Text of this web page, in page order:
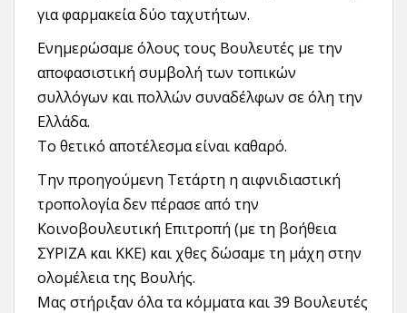
για φαρμακεία δύο ταχυτήτων.
Ενημερώσαμε όλους τους Βουλευτές με την
αποφασιστική συμβολή των τοπικών
συλλόγων και πολλών συναδέλφων σε όλη την
Ελλάδα.
Το θετικό αποτέλεσμα είναι καθαρό.
Την προηγούμενη Τετάρτη η αιφνιδιαστική
τροπολογία δεν πέρασε από την
Κοινοβουλευτική Επιτροπή (με τη βοήθεια
ΣΥΡΙΖΑ και ΚΚΕ) και χθες δώσαμε τη μάχη στην
ολομέλεια της Βουλής.
Μας στήριξαν όλα τα κόμματα και 39 Βουλευτές